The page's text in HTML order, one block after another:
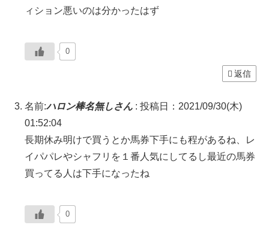
ィション悪いのは分かったはず
0
返信
名前:ハロン棒名無しさん : 投稿日：2021/09/30(木)
01:52:04
長期休み明けで買うとか馬券下手にも程があるね、レ
イパパレやシャフリを１番人気にしてるし最近の馬券
買ってる人は下手になったね
0